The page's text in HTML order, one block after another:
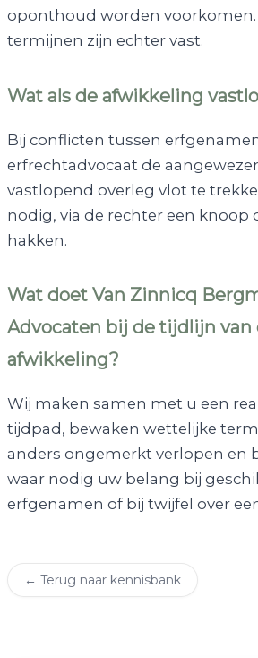
oponthoud worden voorkomen.
termijnen zijn echter vast.
Wat als de afwikkeling
Bij conflicten tussen
erfrechtadvocaat de
vastlopend overleg vlot te
nodig, via de rechter een knoop
hakken.
Wat doet Van Zinnicq
Advocaten bij de tijdlijn van
afwikkeling?
Wij maken samen met u een
tijdpad, bewaken wettelijke
anders ongemerkt verlopen en
waar nodig uw belang bij
erfgenamen of bij twijfel over
← Terug naar kennisbank